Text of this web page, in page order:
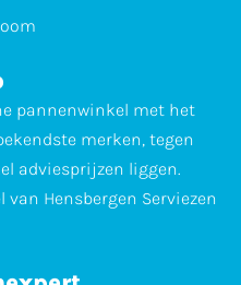
pannenwinkel met het
merken, tegen
adviesprijzen liggen.
Hensbergen Serviezen